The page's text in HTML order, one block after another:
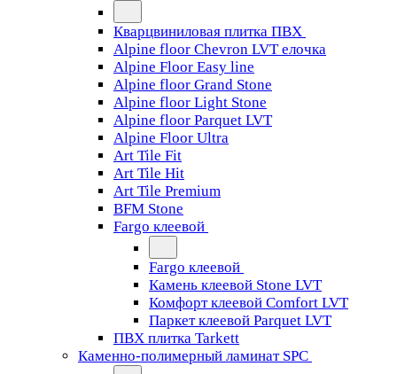
Кварцвиниловая плитка ПВХ
Alpine floor Chevron LVT елочка
Alpine Floor Easy line
Alpine floor Grand Stone
Alpine floor Light Stone
Alpine floor Parquet LVT
Alpine Floor Ultra
Art Tile Fit
Art Tile Hit
Art Tile Premium
BFM Stone
Fargo клеевой
Fargo клеевой
Камень клеевой Stone LVT
Комфорт клеевой Comfort LVT
Паркет клеевой Parquet LVT
ПВХ плитка Tarkett
Каменно-полимерный ламинат SPC